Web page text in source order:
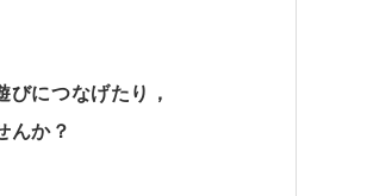
につなげたり，
んか？